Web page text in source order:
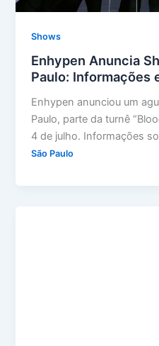
Shows
Enhypen Anuncia
Paulo: Informações
Enhypen anunciou um
Paulo, parte da turnê
4 de julho. Informações
São Paulo